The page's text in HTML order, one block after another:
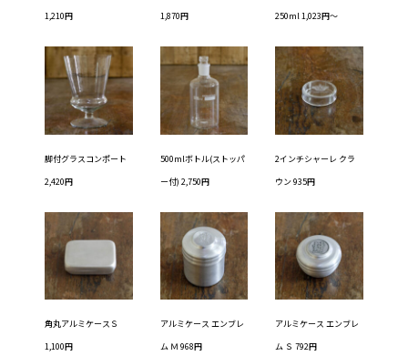
1,210円
1,870円
250ml 1,023円～
脚付グラスコンポート
2,420円
500mlボトル(ストッパ
ー付) 2,750円
2インチシャーレ クラ
ウン 935円
角丸アルミケースＳ
1,100円
アルミケース エンブレ
ム Ｍ 968円
アルミケース エンブレ
ム Ｓ 792円